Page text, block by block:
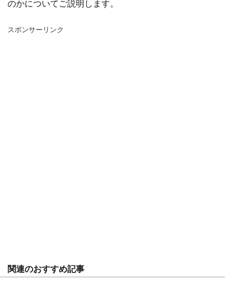
のかについてご説明します。
スポンサーリンク
関連のおすすめ記事